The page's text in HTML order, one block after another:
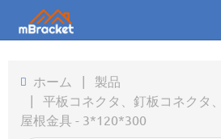
製品
ホーム | 製品
| 平板コネクタ、釘板コネクタ
屋根金具 - 3*120*300